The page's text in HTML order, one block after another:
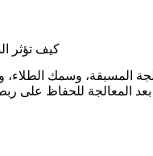
كيف تؤثر
المعالجة للحفاظ على